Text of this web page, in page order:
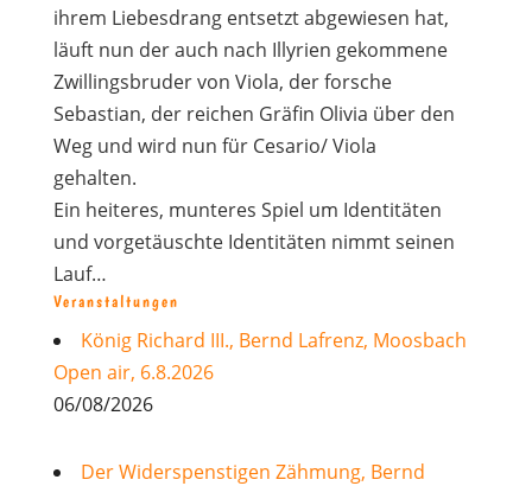
ihrem Liebesdrang entsetzt abgewiesen hat,
läuft nun der auch nach Illyrien gekommene
Zwillingsbruder von Viola, der forsche
Sebastian, der reichen Gräfin Olivia über den
Weg und wird nun für Cesario/ Viola
gehalten.
Ein heiteres, munteres Spiel um Identitäten
und vorgetäuschte Identitäten nimmt seinen
Lauf…
Veranstaltungen
König Richard III., Bernd Lafrenz, Moosbach
Open air, 6.8.2026
06/08/2026
Der Widerspenstigen Zähmung, Bernd